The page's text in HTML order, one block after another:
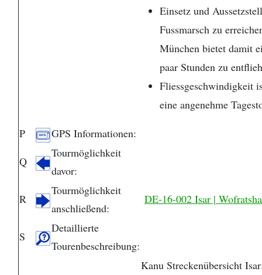
Einsetz und
Fussmarsch zu
München bietet damit
paar Stunden zu
Fliessgeschwindigkeit
eine angenehme
P
GPS Informationen:
Q
Tourmöglichkeit
davor:
R
Tourmöglichkeit
anschließend:
DE-16-002 Isar |
S
Detaillierte
Tourenbeschreibung:
Kanu Streckenübersicht